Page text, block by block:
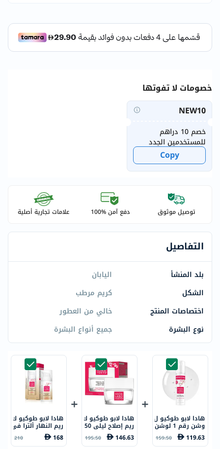
خصومات لا تفوتها
NEW10
خصم 10 دراهم
للمستخدمين الجدد
Copy
توصيل موثوق دفع آمن %100 علامات تجارية أصلية
التفاصيل
بلد المنشأ
اليابان
الشكل
كريم مرطب
اختصاصات المنتج
خالي من العطور
نوع البشرة
جميع أنواع البشرة
هادا لابو طوكيو ل
وشن رقم 1 لوشن
ل
119.63
159.50
هادا لابو طوكيو ك
ريم إصلاح ليلي 50
مل
146.63
195.50
هادا لابو طوكيو ك
ريم النهار ألترا في
رمنج بوستر ميلك
50 مل
168
210